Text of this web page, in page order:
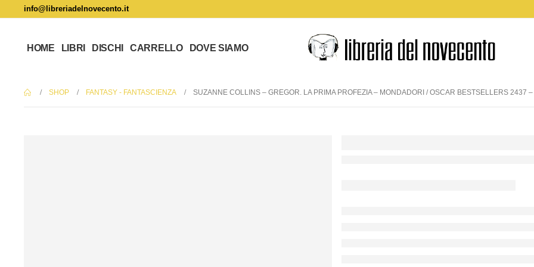
info@libreriadelnovecento.it
HOME LIBRI DISCHI CARRELLO DOVE SIAMO
SHOP FANTASY - FANTASCIENZA SUZANNE COLLINS – GREGOR. LA PRIMA PROFEZIA – MONDADORI / OSCAR BESTSELLERS 2437